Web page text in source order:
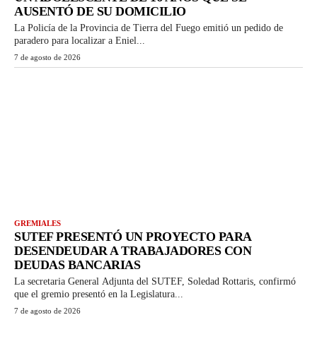
AUSENTÓ DE SU DOMICILIO
La Policía de la Provincia de Tierra del Fuego emitió un pedido de
paradero para localizar a Eniel...
7 de agosto de 2026
GREMIALES
SUTEF PRESENTÓ UN PROYECTO PARA
DESENDEUDAR A TRABAJADORES CON
DEUDAS BANCARIAS
La secretaria General Adjunta del SUTEF, Soledad Rottaris, confirmó
que el gremio presentó en la Legislatura...
7 de agosto de 2026